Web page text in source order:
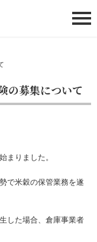
の募集について
まりました。
で米穀の保管業務を遂
した場合、倉庫事業者